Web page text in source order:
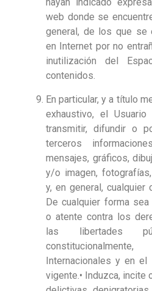
web donde se
general, de los que se
en Internet por no
inutilización del
contenidos.
En particular, y a título
exhaustivo, el
transmitir, difundir o
terceros
mensajes, gráficos,
y/o imagen,
y, en general, cualquier
De cualquier forma
o atente contra los
las libertades
Internacionales y en
vigente.• Induzca, incite